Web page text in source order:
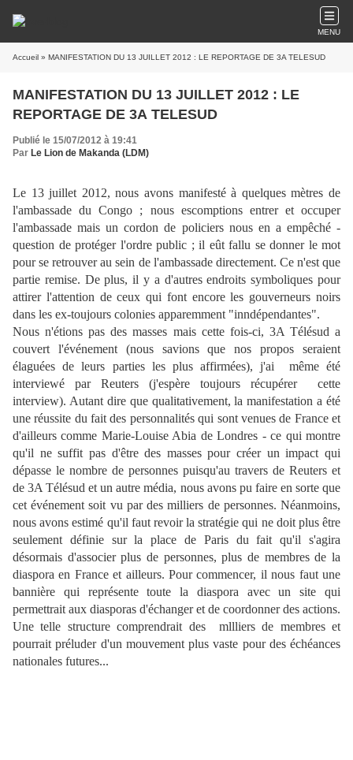
MENU
Accueil » MANIFESTATION DU 13 JUILLET 2012 : LE REPORTAGE DE 3A TELESUD
MANIFESTATION DU 13 JUILLET 2012 : LE
REPORTAGE DE 3A TELESUD
Publié le 15/07/2012 à 19:41
Par Le Lion de Makanda (LDM)
Le 13 juillet 2012, nous avons manifesté à quelques mètres de
l'ambassade du Congo ; nous escomptions entrer et occuper
l'ambassade mais un cordon de policiers nous en a empêché -
question de protéger l'ordre public ; il eût fallu se donner le mot
pour se retrouver au sein de l'ambassade directement. Ce n'est que
partie remise. De plus, il y a d'autres endroits symboliques pour
attirer l'attention de ceux qui font encore les gouverneurs noirs
dans les ex-toujours colonies apparemment "inndépendantes".
Nous n'étions pas des masses mais cette fois-ci, 3A Télésud a
couvert l'événement (nous savions que nos propos seraient
élaguées de leurs parties les plus affirmées), j'ai même été
interviewé par Reuters (j'espère toujours récupérer cette
interview). Autant dire que qualitativement, la manifestation a été
une réussite du fait des personnalités qui sont venues de France et
d'ailleurs comme Marie-Louise Abia de Londres - ce qui montre
qu'il ne suffit pas d'être des masses pour créer un impact qui
dépasse le nombre de personnes puisqu'au travers de Reuters et
de 3A Télésud et un autre média, nous avons pu faire en sorte que
cet événement soit vu par des milliers de personnes. Néanmoins,
nous avons estimé qu'il faut revoir la stratégie qui ne doit plus être
seulement définie sur la place de Paris du fait qu'il s'agira
désormais d'associer plus de personnes, plus de membres de la
diaspora en France et ailleurs. Pour commencer, il nous faut une
bannière qui représente toute la diaspora avec un site qui
permettrait aux diasporas d'échanger et de coordonner des actions.
Une telle structure comprendrait des mllliers de membres et
pourrait préluder d'un mouvement plus vaste pour des échéances
nationales futures...